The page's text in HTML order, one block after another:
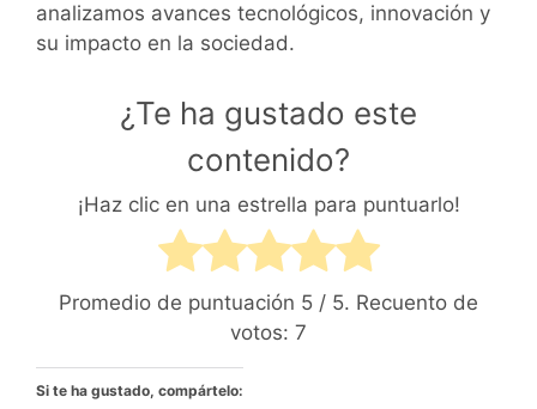
analizamos avances tecnológicos, innovación y
su impacto en la sociedad.
¿Te ha gustado este
contenido?
¡Haz clic en una estrella para puntuarlo!
Promedio de puntuación 5 / 5. Recuento de
votos: 7
Si te ha gustado, compártelo: